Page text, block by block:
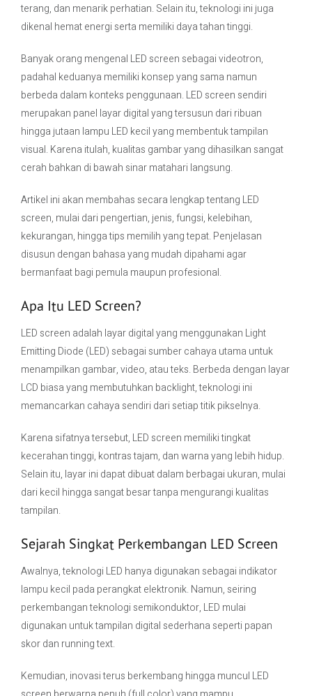
terang, dan menarik perhatian. Selain itu, teknologi ini juga
dikenal hemat energi serta memiliki daya tahan tinggi.
Banyak orang mengenal LED screen sebagai videotron,
padahal keduanya memiliki konsep yang sama namun
berbeda dalam konteks penggunaan. LED screen sendiri
merupakan panel layar digital yang tersusun dari ribuan
hingga jutaan lampu LED kecil yang membentuk tampilan
visual. Karena itulah, kualitas gambar yang dihasilkan sangat
cerah bahkan di bawah sinar matahari langsung.
Artikel ini akan membahas secara lengkap tentang LED
screen, mulai dari pengertian, jenis, fungsi, kelebihan,
kekurangan, hingga tips memilih yang tepat. Penjelasan
disusun dengan bahasa yang mudah dipahami agar
bermanfaat bagi pemula maupun profesional.
Apa Itu LED Screen?
LED screen adalah layar digital yang menggunakan Light
Emitting Diode (LED) sebagai sumber cahaya utama untuk
menampilkan gambar, video, atau teks. Berbeda dengan layar
LCD biasa yang membutuhkan backlight, teknologi ini
memancarkan cahaya sendiri dari setiap titik pikselnya.
Karena sifatnya tersebut, LED screen memiliki tingkat
kecerahan tinggi, kontras tajam, dan warna yang lebih hidup.
Selain itu, layar ini dapat dibuat dalam berbagai ukuran, mulai
dari kecil hingga sangat besar tanpa mengurangi kualitas
tampilan.
Sejarah Singkat Perkembangan LED Screen
Awalnya, teknologi LED hanya digunakan sebagai indikator
lampu kecil pada perangkat elektronik. Namun, seiring
perkembangan teknologi semikonduktor, LED mulai
digunakan untuk tampilan digital sederhana seperti papan
skor dan running text.
Kemudian, inovasi terus berkembang hingga muncul LED